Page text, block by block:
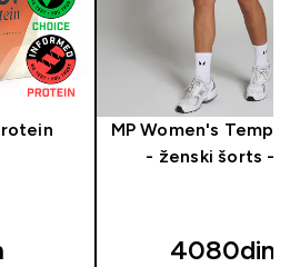
MP Women's Tempo
- ženski šorts -
4080din‎